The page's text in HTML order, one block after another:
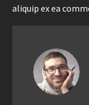
aliquip ex ea